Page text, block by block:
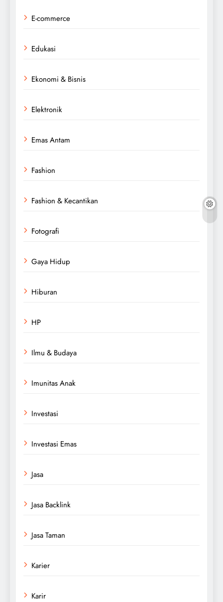
E-commerce
Edukasi
Ekonomi & Bisnis
Elektronik
Emas Antam
Fashion
Fashion & Kecantikan
Fotografi
Gaya Hidup
Hiburan
HP
Ilmu & Budaya
Imunitas Anak
Investasi
Investasi Emas
Jasa
Jasa Backlink
Jasa Taman
Karier
Karir